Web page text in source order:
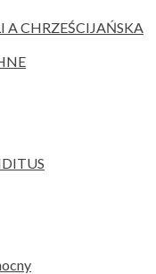
CHRZEŚCIJAŃSKA